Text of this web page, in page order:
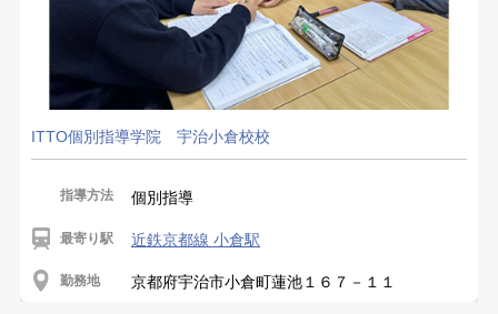
ITTO個別指導学院 宇治小倉校校
指導方法 個別指導
最寄り駅 近鉄京都線 小倉駅
勤務地 京都府宇治市小倉町蓮池１６７－１１